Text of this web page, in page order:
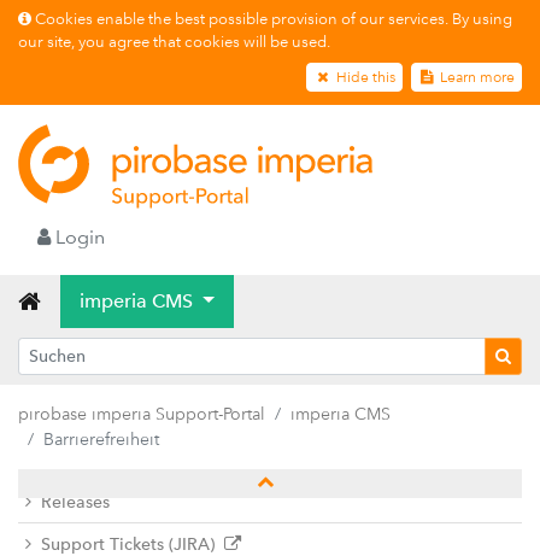
Cookies enable the best possible provision of our services. By using
our site, you agree that cookies will be used.
Hide this Learn more
Login
imperia CMS
pirobase imperia Support-Portal
imperia CMS
Barrierefreiheit
Releases
Support Tickets (JIRA)